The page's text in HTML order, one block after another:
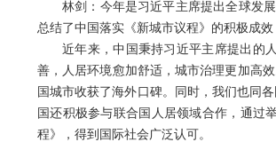
林剑：今年是习近平主席提出全球发
总结了中国落实《新城市议程》的积极成
近年来，中国秉持习近平主席提出的
善，人居环境愈加舒适，城市治理更加高
国城市收获了海外口碑。同时，我们也同
国还积极参与联合国人居领域合作，通过
程》，得到国际社会广泛认可。